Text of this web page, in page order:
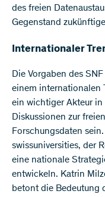
des freien
Gegenstand
Internationaler
Die Vorgaben des
einem internationalen
ein wichtiger Akteur
Diskussionen zur
Forschungsdaten
swissuniversities, der
eine nationale
entwickeln. Katrin
betont die Bedeutung